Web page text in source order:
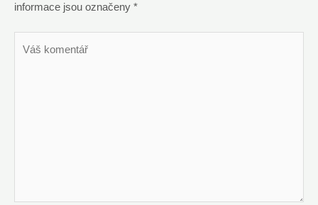
informace jsou označeny *